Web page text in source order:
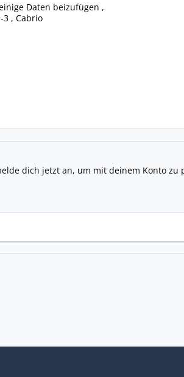
Daten beizufügen ,
3 , Cabrio
dich jetzt an, um mit deinem Konto zu